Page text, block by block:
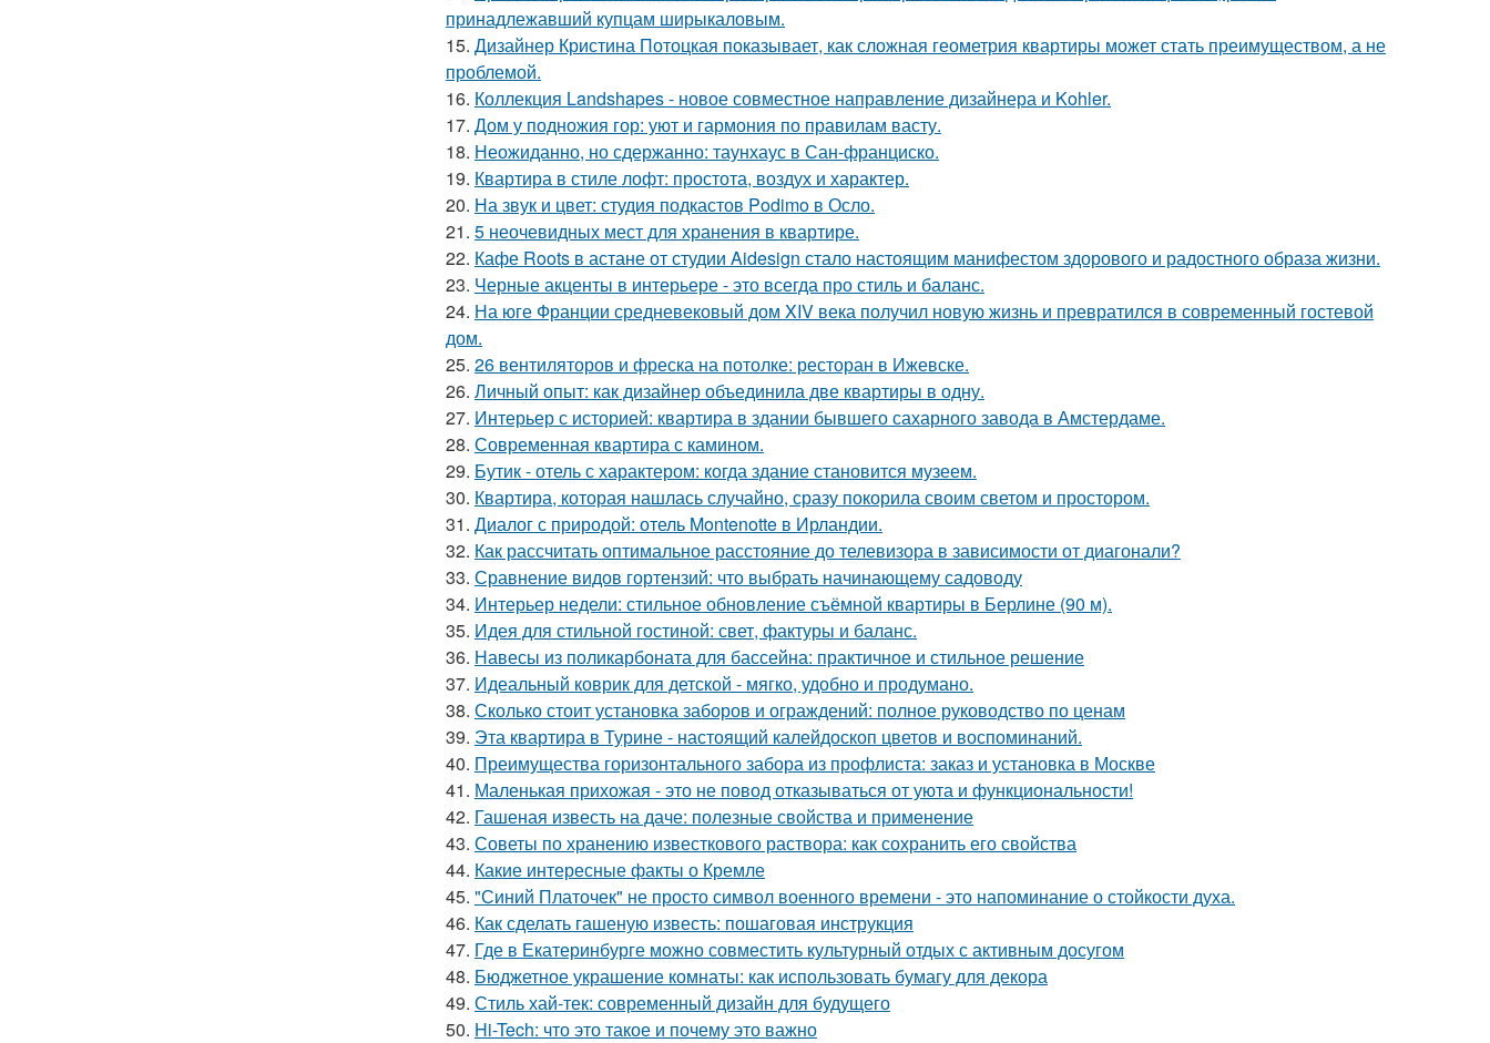
принадлежавший купцам ширыкаловым.
15. Дизайнер Кристина Потоцкая показывает, как сложная геометрия квартиры может стать преимуществом, а не
проблемой.
16. Коллекция Landshapes - новое совместное направление дизайнера и Kohler.
17. Дом у подножия гор: уют и гармония по правилам васту.
18. Неожиданно, но сдержанно: таунхаус в Сан-франциско.
19. Квартира в стиле лофт: простота, воздух и характер.
20. На звук и цвет: студия подкастов Podimo в Осло.
21. 5 неочевидных мест для хранения в квартире.
22. Кафе Roots в астане от студии Aidesign стало настоящим манифестом здорового и радостного образа жизни.
23. Черные акценты в интерьере - это всегда про стиль и баланс.
24. На юге Франции средневековый дом XIV века получил новую жизнь и превратился в современный гостевой
дом.
25. 26 вентиляторов и фреска на потолке: ресторан в Ижевске.
26. Личный опыт: как дизайнер объединила две квартиры в одну.
27. Интерьер с историей: квартира в здании бывшего сахарного завода в Амстердаме.
28. Современная квартира с камином.
29. Бутик - отель с характером: когда здание становится музеем.
30. Квартира, которая нашлась случайно, сразу покорила своим светом и простором.
31. Диалог с природой: отель Montenotte в Ирландии.
32. Как рассчитать оптимальное расстояние до телевизора в зависимости от диагонали?
33. Сравнение видов гортензий: что выбрать начинающему садоводу
34. Интерьер недели: стильное обновление съёмной квартиры в Берлине (90 м).
35. Идея для стильной гостиной: свет, фактуры и баланс.
36. Навесы из поликарбоната для бассейна: практичное и стильное решение
37. Идеальный коврик для детской - мягко, удобно и продумано.
38. Сколько стоит установка заборов и ограждений: полное руководство по ценам
39. Эта квартира в Турине - настоящий калейдоскоп цветов и воспоминаний.
40. Преимущества горизонтального забора из профлиста: заказ и установка в Москве
41. Маленькая прихожая - это не повод отказываться от уюта и функциональности!
42. Гашеная известь на даче: полезные свойства и применение
43. Советы по хранению известкового раствора: как сохранить его свойства
44. Какие интересные факты о Кремле
45. "Синий Платочек" не просто символ военного времени - это напоминание о стойкости духа.
46. Как сделать гашеную известь: пошаговая инструкция
47. Где в Екатеринбурге можно совместить культурный отдых с активным досугом
48. Бюджетное украшение комнаты: как использовать бумагу для декора
49. Стиль хай-тек: современный дизайн для будущего
50. Hi-Tech: что это такое и почему это важно